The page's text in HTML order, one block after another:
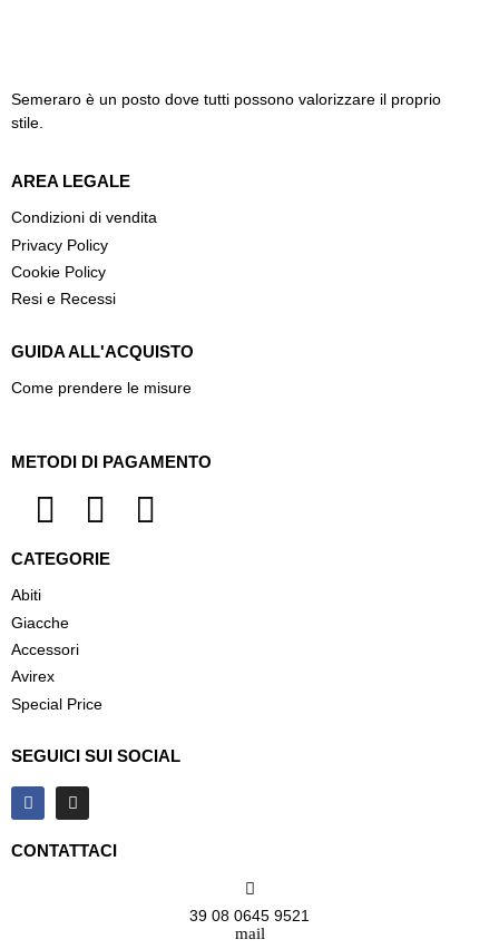
Semeraro è un posto dove tutti possono valorizzare il proprio
stile.
AREA LEGALE
Condizioni di vendita
Privacy Policy
Cookie Policy
Resi e Recessi
GUIDA ALL'ACQUISTO
Come prendere le misure
METODI DI PAGAMENTO
CATEGORIE
Abiti
Giacche
Accessori
Avirex
Special Price
SEGUICI SUI SOCIAL
CONTATTACI
39 08 0645 9521